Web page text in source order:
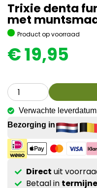
Trixie denta
met
Product op voorraad
€19,95
Verwachte
Bezorging in
Direct uit
Betaal in